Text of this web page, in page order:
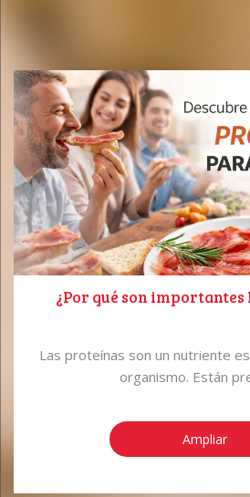
¿Por qué son
Las proteínas son un nutriente
organismo. Están
Ampliar